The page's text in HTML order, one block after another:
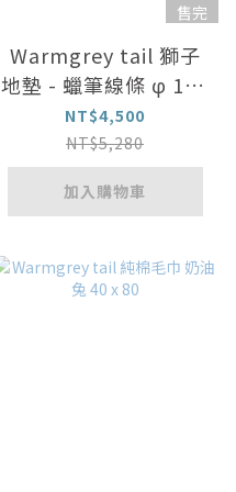
售完
Warmgrey tail 獅子
地墊 - 蠟筆線條 φ 100
cm
NT$4,500
NT$5,280
加入購物車